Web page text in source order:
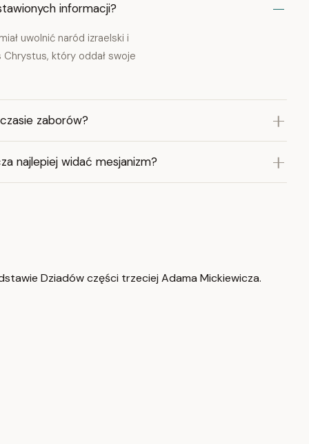
informacji?
uwolnić naród izraelski i
który oddał swoje
zaborów?
najlepiej widać mesjanizm?
Dziadów części trzeciej Adama Mickiewicza.